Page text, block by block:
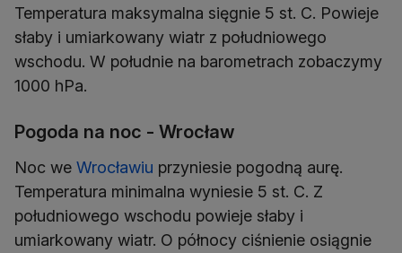
Temperatura maksymalna sięgnie 5 st. C. Powieje
słaby i umiarkowany wiatr z południowego
wschodu. W południe na barometrach zobaczymy
1000 hPa.
Pogoda na noc - Wrocław
Noc we Wrocławiu przyniesie pogodną aurę.
Temperatura minimalna wyniesie 5 st. C. Z
południowego wschodu powieje słaby i
umiarkowany wiatr. O północy ciśnienie osiągnie